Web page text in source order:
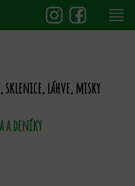
sklenice, láhve, misky
a deníky